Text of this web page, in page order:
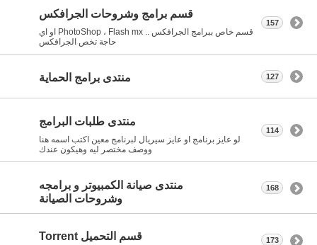
قسم برامج وشروحات الجرافكس
قسم خاص ببرامج الجرافكس .. PhotoShop ، Flash mx او اي
حاجة تخص الجرافكس
157
منتدى برامج الحماية 127
منتدى طلبات البرامج
لو عايز برنامج او عايز سيريال لبرنامج معين اكتب اسمه هنا
ووصف مختصر ليه وهيكون عندك
114
منتدى صيانة الكمبيوتر و برامجه
وشروحات الصيانة
168
قسم التحميل Torrent 173